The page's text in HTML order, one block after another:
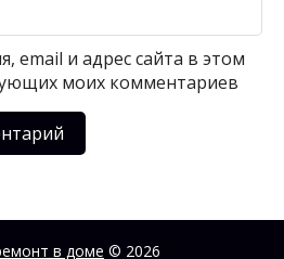
email и адрес сайта в этом
моих комментариев
в доме © 2026